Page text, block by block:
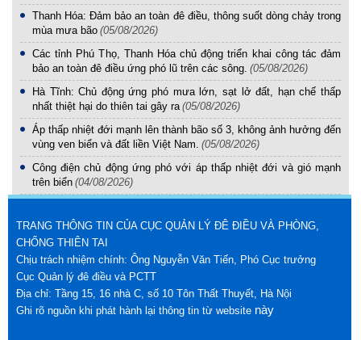
Thanh Hóa: Đảm bảo an toàn đê điều, thông suốt dòng chảy trong
mùa mưa bão (05/08/2026)
Các tỉnh Phú Thọ, Thanh Hóa chủ động triển khai công tác đảm
bảo an toàn đê điều ứng phó lũ trên các sông. (05/08/2026)
Hà Tĩnh: Chủ động ứng phó mưa lớn, sạt lở đất, hạn chế thấp
nhất thiệt hại do thiên tai gây ra (05/08/2026)
Áp thấp nhiệt đới mạnh lên thành bão số 3, không ảnh hưởng đến
vùng ven biển và đất liền Việt Nam. (05/08/2026)
Công điện chủ động ứng phó với áp thấp nhiệt đới và gió mạnh
trên biển (04/08/2026)
TRANG THÔNG TIN CỦA CỤC QUẢN LÝ ĐÊ ĐIỀU VÀ PHÒNG,
CHỐNG THIÊN TAI
Chịu trách nhiệm chính: Ông Nguyễn Văn Tiến, Phó Cục trưởng
Cục Quản lý đê điều và PCTT
Địa chỉ: Tầng 15, 16 nhà C, số 10 Tôn Thất Thuyết, Hà Nội
Ghi rõ nguồn khi phát hành lại thông tin từ website này